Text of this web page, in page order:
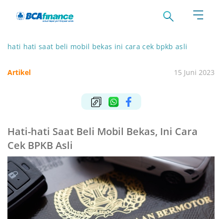
hati hati saat beli mobil bekas ini cara cek bpkb asli
Artikel 15 Juni 2023
Hati-hati Saat Beli Mobil Bekas, Ini Cara
Cek BPKB Asli